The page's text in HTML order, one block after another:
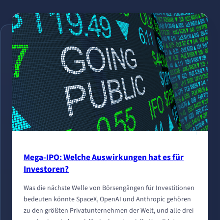
Mega-IPO: Welche Auswirkungen hat es für
Investoren?
Was die nächste Welle von Börsengängen für Investitionen
bedeuten könnte SpaceX, OpenAI und Anthropic gehören
zu den größten Privatunternehmen der Welt, und alle drei